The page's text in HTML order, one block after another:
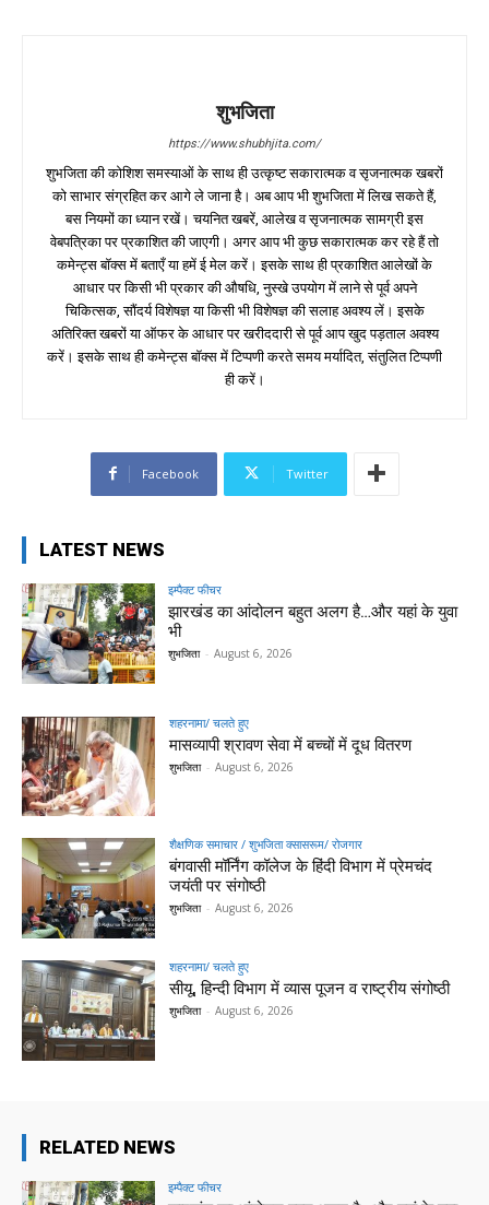
शुभजिता
https://www.shubhjita.com/
शुभजिता की कोशिश समस्याओं के साथ ही उत्कृष्ट सकारात्मक व सृजनात्मक खबरों
को साभार संग्रहित कर आगे ले जाना है। अब आप भी शुभजिता में लिख सकते हैं,
बस नियमों का ध्यान रखें। चयनित खबरें, आलेख व सृजनात्मक सामग्री इस
वेबपत्रिका पर प्रकाशित की जाएगी। अगर आप भी कुछ सकारात्मक कर रहे हैं तो
कमेन्ट्स बॉक्स में बताएँ या हमें ई मेल करें। इसके साथ ही प्रकाशित आलेखों के
आधार पर किसी भी प्रकार की औषधि, नुस्खे उपयोग में लाने से पूर्व अपने
चिकित्सक, सौंदर्य विशेषज्ञ या किसी भी विशेषज्ञ की सलाह अवश्य लें। इसके
अतिरिक्त खबरों या ऑफर के आधार पर खरीददारी से पूर्व आप खुद पड़ताल अवश्य
करें। इसके साथ ही कमेन्ट्स बॉक्स में टिप्पणी करते समय मर्यादित, संतुलित टिप्पणी
ही करें।
Facebook Twitter
LATEST NEWS
इम्पैक्ट फीचर
झारखंड का आंदोलन बहुत अलग है…और यहां के युवा
भी
शुभजिता - August 6, 2026
शहरनामा/ चलते हुए
मासव्यापी श्रावण सेवा में बच्चों में दूध वितरण
शुभजिता - August 6, 2026
शैक्षणिक समाचार / शुभजिता क्सासरूम/ रोजगार
बंगवासी मॉर्निंग कॉलेज के हिंदी विभाग में प्रेमचंद
जयंती पर संगोष्ठी
शुभजिता - August 6, 2026
शहरनामा/ चलते हुए
सीयू, हिन्दी विभाग में व्यास पूजन व राष्ट्रीय संगोष्ठी
शुभजिता - August 6, 2026
RELATED NEWS
इम्पैक्ट फीचर